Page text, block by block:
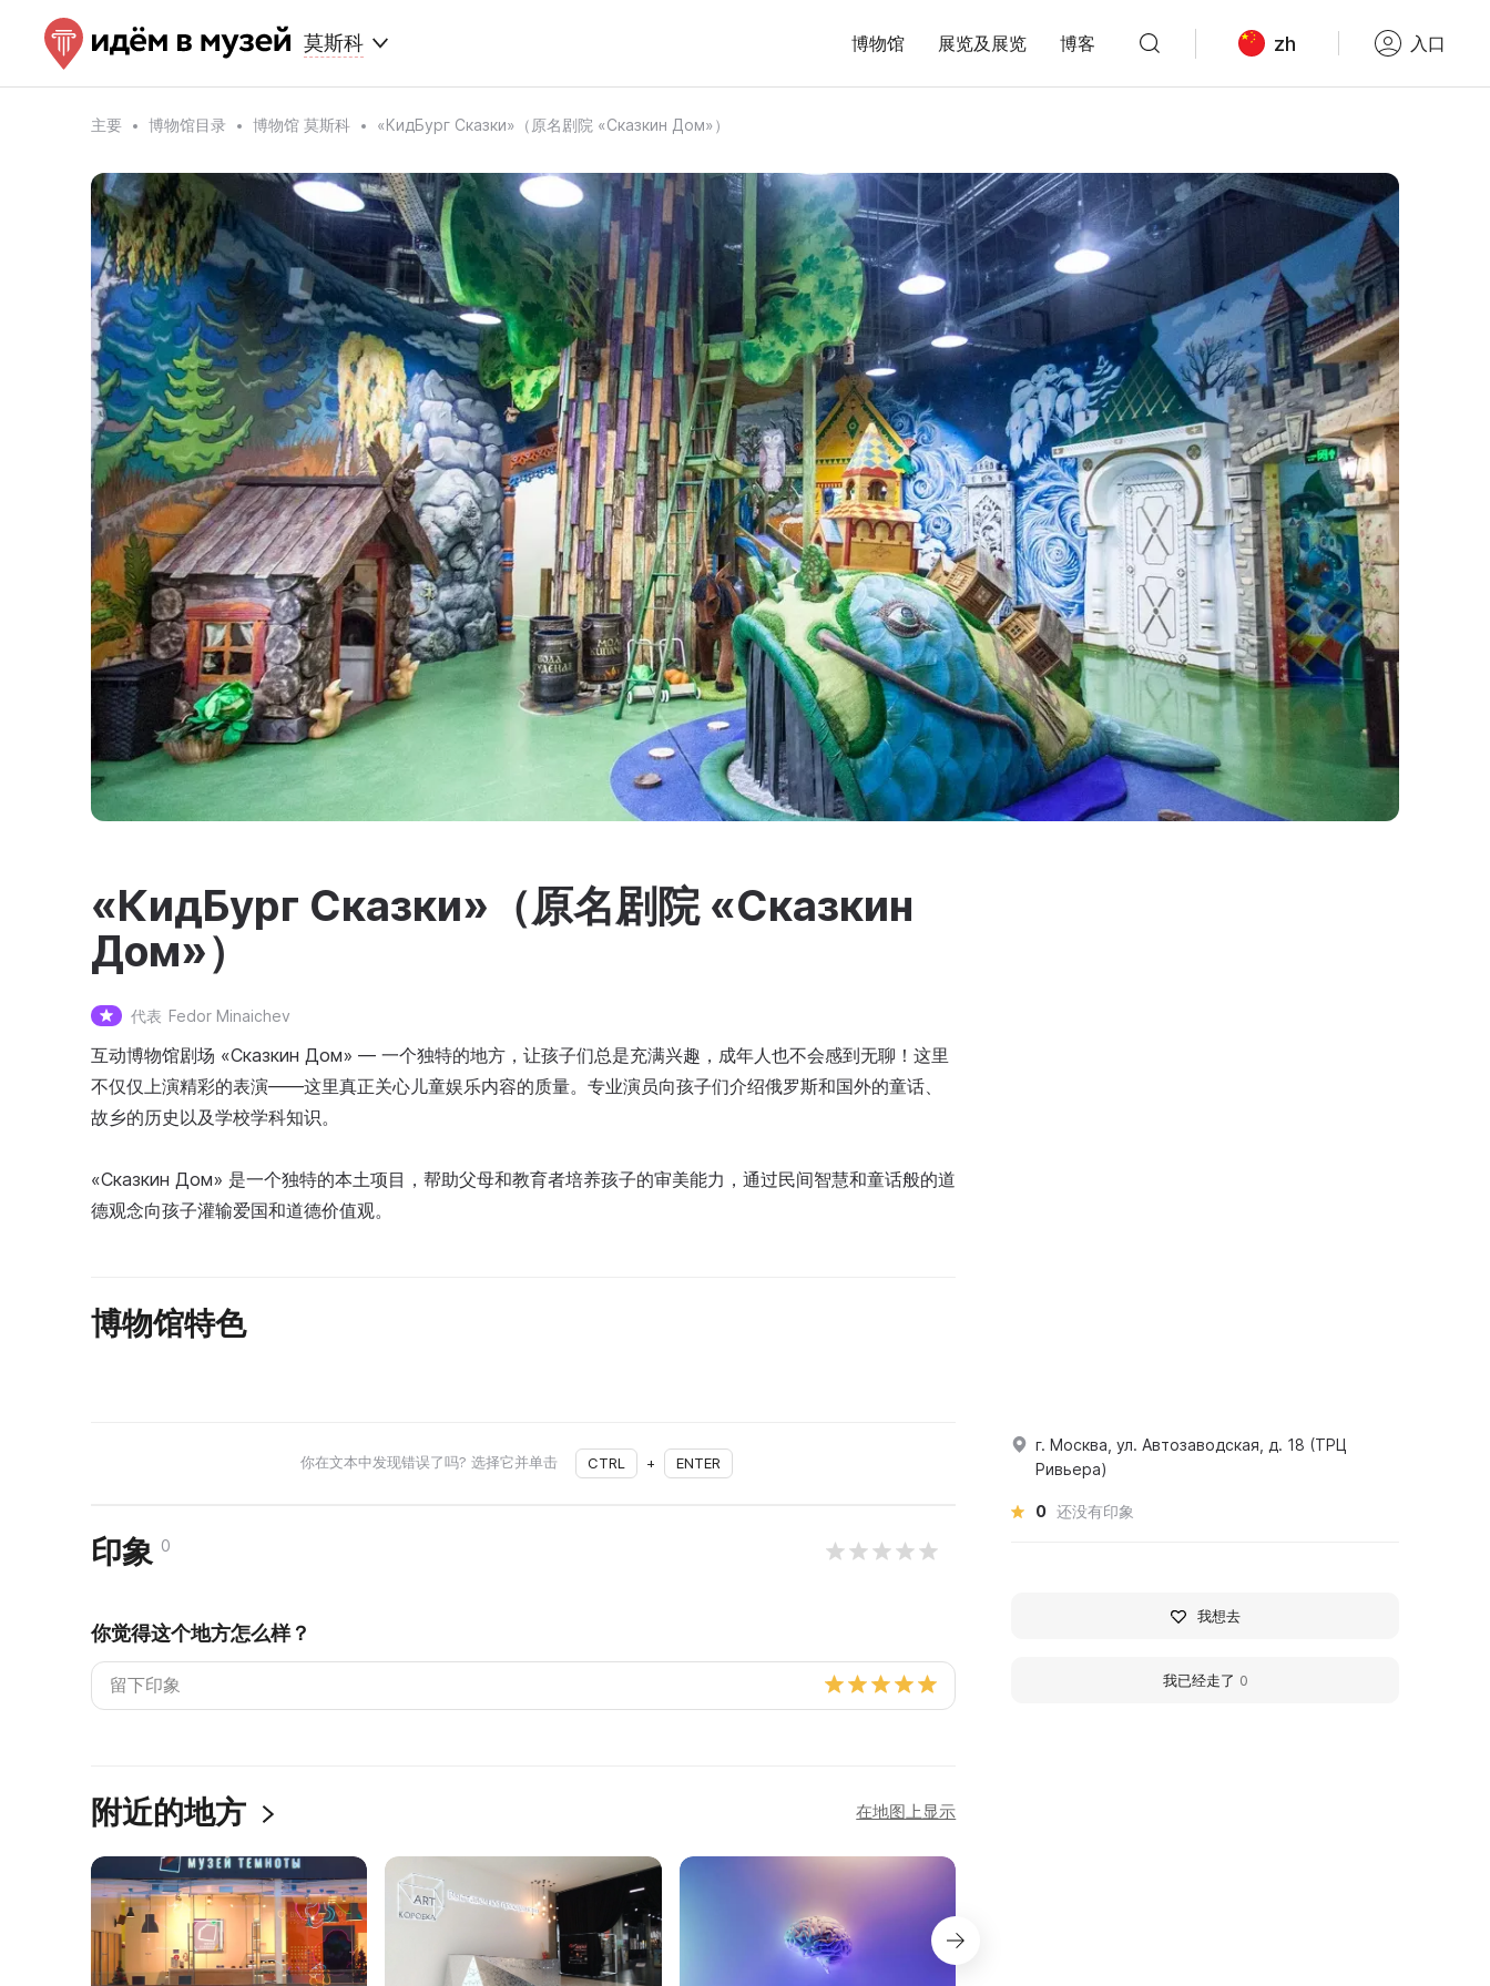
莫斯科 博物馆 展览及展览 博客 zh 入口
主要 博物馆目录 博物馆 莫斯科 «КидБург Сказки»（原名剧院 «Сказкин Дом»）
«КидБург Сказки»（原名剧院 «Сказкин
Дом»）
代表 Fedor Minaichev
互动博物馆剧场 «Сказкин Дом» — 一个独特的地方，让孩子们总是充满兴趣，成年人也不会感到无聊！这里
不仅仅上演精彩的表演——这里真正关心儿童娱乐内容的质量。专业演员向孩子们介绍俄罗斯和国外的童话、
故乡的历史以及学校学科知识。
«Сказкин Дом» 是一个独特的本土项目，帮助父母和教育者培养孩子的审美能力，通过民间智慧和童话般的道
德观念向孩子灌输爱国和道德价值观。
博物馆特色
你在文本中发现错误了吗? 选择它并单击 CTRL + ENTER
印象 0
你觉得这个地方怎么样？
附近的地方 在地图上显示
г. Москва, ул. Автозаводская, д. 18 (ТРЦ
Ривьера)
0 还没有印象
我想去
我已经走了 0